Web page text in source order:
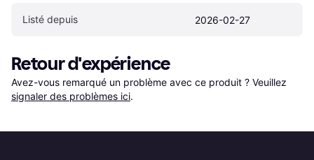
Listé depuis 2026-02-27
Retour d'expérience
Avez-vous remarqué un problème avec ce produit ? Veuillez
signaler des problèmes ici.